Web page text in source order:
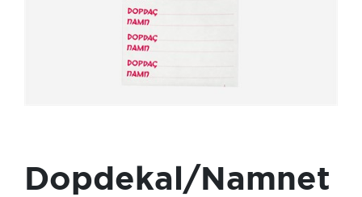
Dopdekal/Namnet